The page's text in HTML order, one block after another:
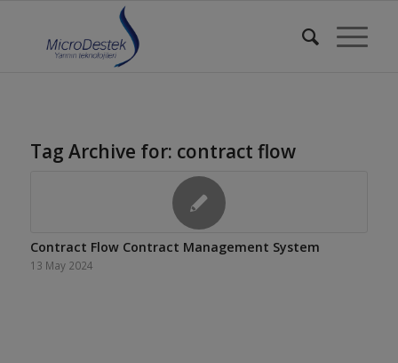
Tag Archive for: contract flow
Contract Flow Contract Management System
13 May 2024